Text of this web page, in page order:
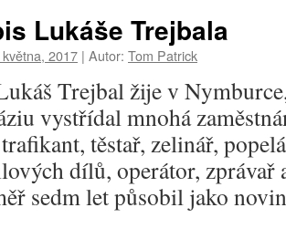
Lukáše Trejbala
2017 | Autor: Tom Patrick
Trejbal žije v
vystřídal mnohá
těstař, zelinář,
dílů, operátor, zprávař
sedm let působil jako